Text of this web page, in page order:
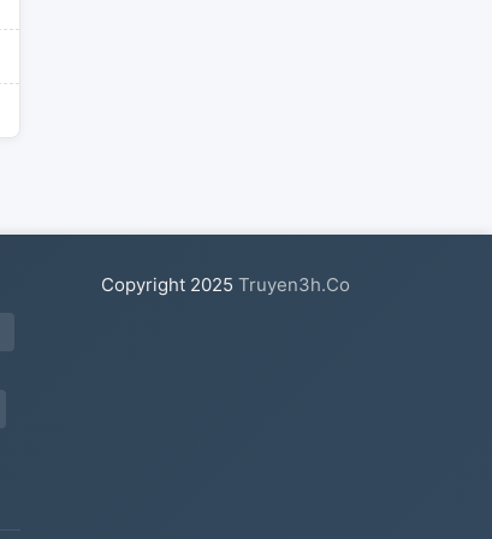
Copyright 2025 Truyen3h.Co